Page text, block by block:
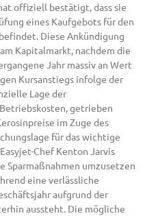
offiziell bestätigt, dass sie
eines Kaufgebots für den
Diese Ankündigung
Kapitalmarkt, nachdem die
Jahr massiv an Wert
Kursanstiegs infolge der
Lage der
getrieben
im Zuge des
für das wichtige
Chef Kenton Jarvis
umzusetzen
eine verlässliche
aufgrund der
aussteht. Die mögliche